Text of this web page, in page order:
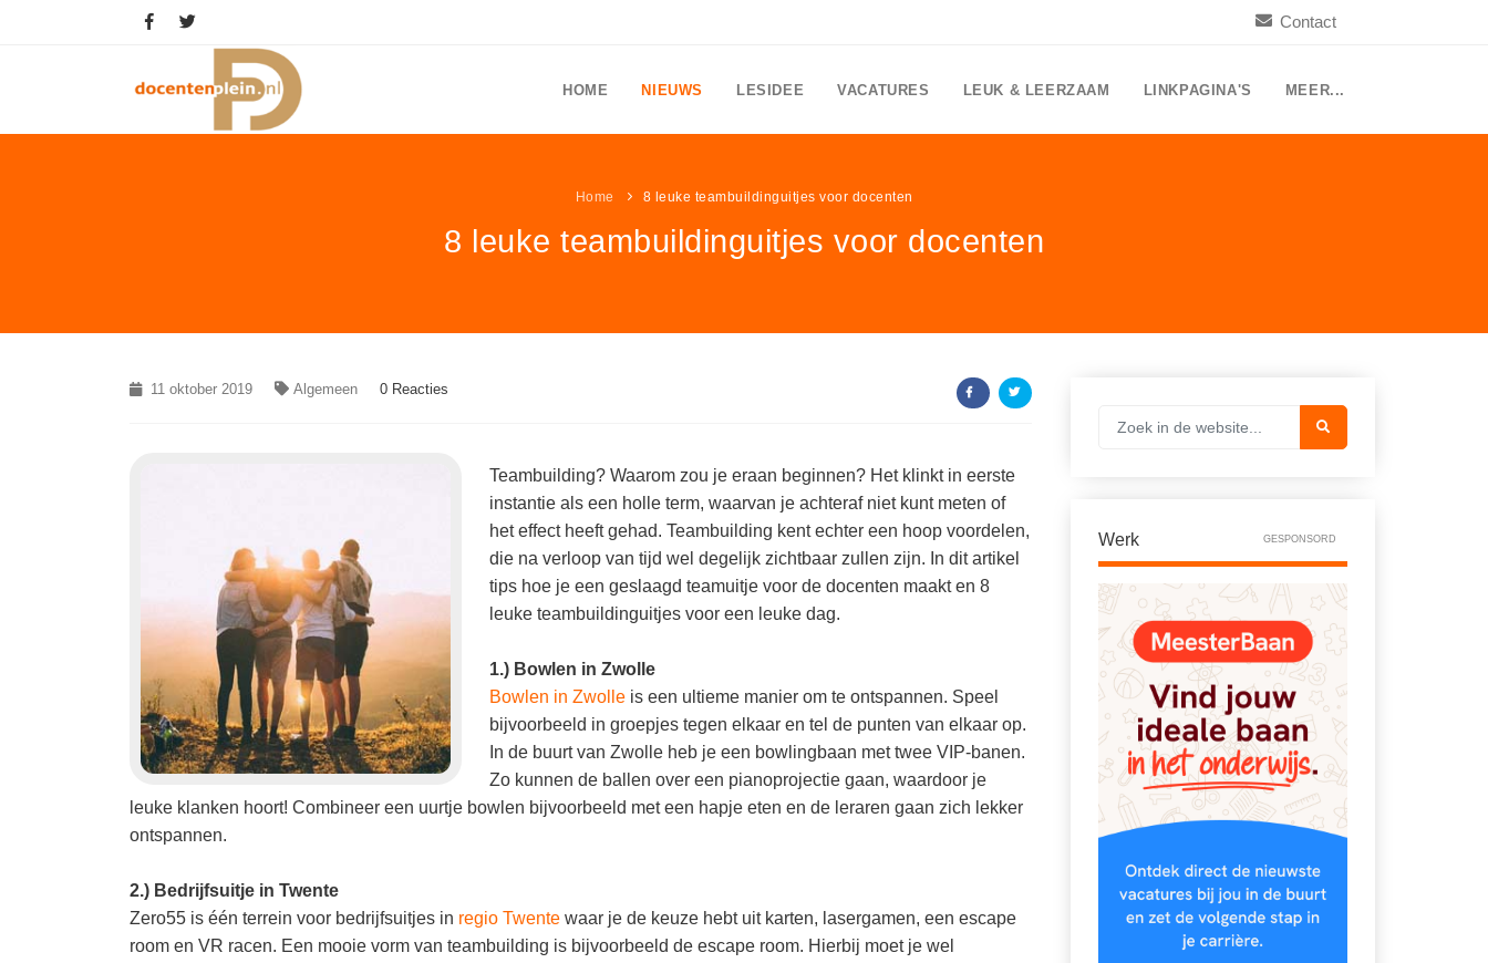
Contact
HOME NIEUWS LESIDEE VACATURES LEUK & LEERZAAM LINKPAGINA'S MEER...
Home 8 leuke teambuildinguitjes voor docenten
8 leuke teambuildinguitjes voor docenten
11 oktober 2019 Algemeen 0 Reacties
Teambuilding? Waarom zou je eraan beginnen? Het klinkt in eerste
instantie als een holle term, waarvan je achteraf niet kunt meten of
het effect heeft gehad. Teambuilding kent echter een hoop voordelen,
die na verloop van tijd wel degelijk zichtbaar zullen zijn. In dit artikel
tips hoe je een geslaagd teamuitje voor de docenten maakt en 8
leuke teambuildinguitjes voor een leuke dag.
1.) Bowlen in Zwolle
Bowlen in Zwolle is een ultieme manier om te ontspannen. Speel
bijvoorbeeld in groepjes tegen elkaar en tel de punten van elkaar op.
In de buurt van Zwolle heb je een bowlingbaan met twee VIP-banen.
Zo kunnen de ballen over een pianoprojectie gaan, waardoor je
leuke klanken hoort! Combineer een uurtje bowlen bijvoorbeeld met een hapje eten en de leraren gaan zich lekker
ontspannen.
2.) Bedrijfsuitje in Twente
Zero55 is één terrein voor bedrijfsuitjes in regio Twente waar je de keuze hebt uit karten, lasergamen, een escape
room en VR racen. Een mooie vorm van teambuilding is bijvoorbeeld de escape room. Hierbij moet je wel
Werk GESPONSORD